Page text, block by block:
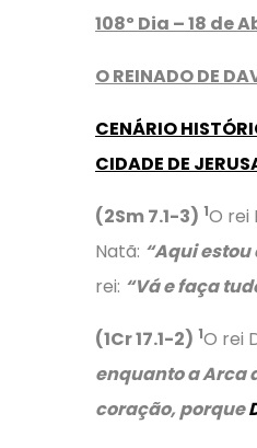
108º Dia – 18 de
O REINADO DE
CENÁRIO
CIDADE DE
(2Sm 7.1-3) 1O rei
Natã: “Aqui
rei: “Vá e faça
(1Cr 17.1-2) 1O rei
enquanto a Arca
coração, porque